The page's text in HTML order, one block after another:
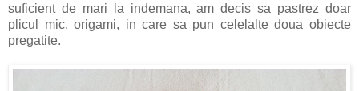
suficient de mari la indemana, am decis sa pastrez doar
plicul mic, origami, in care sa pun celelalte doua obiecte
pregatite.